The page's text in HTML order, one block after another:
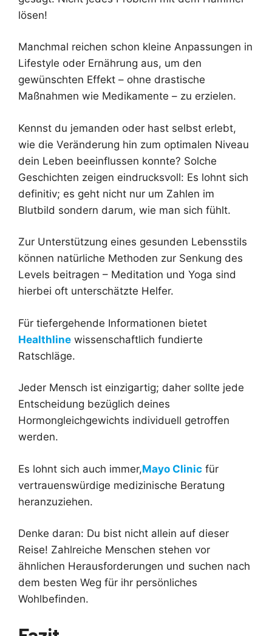
lösen!
Manchmal reichen schon kleine Anpassungen in
Lifestyle oder Ernährung aus, um den
gewünschten Effekt – ohne drastische
Maßnahmen wie Medikamente – zu erzielen.
Kennst du jemanden oder hast selbst erlebt,
wie die Veränderung hin zum optimalen Niveau
dein Leben beeinflussen konnte? Solche
Geschichten zeigen eindrucksvoll: Es lohnt sich
definitiv; es geht nicht nur um Zahlen im
Blutbild sondern darum, wie man sich fühlt.
Zur Unterstützung eines gesunden Lebensstils
können natürliche Methoden zur Senkung des
Levels beitragen – Meditation und Yoga sind
hierbei oft unterschätzte Helfer.
Für tiefergehende Informationen bietet
Healthline wissenschaftlich fundierte
Ratschläge.
Jeder Mensch ist einzigartig; daher sollte jede
Entscheidung bezüglich deines
Hormongleichgewichts individuell getroffen
werden.
Es lohnt sich auch immer,Mayo Clinic für
vertrauenswürdige medizinische Beratung
heranzuziehen.
Denke daran: Du bist nicht allein auf dieser
Reise! Zahlreiche Menschen stehen vor
ähnlichen Herausforderungen und suchen nach
dem besten Weg für ihr persönliches
Wohlbefinden.